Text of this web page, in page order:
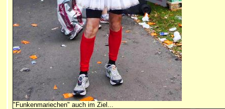
"Funkenmariechen" auch im Ziel...